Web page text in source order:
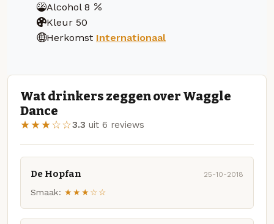
Alcohol 8
Kleur 50
Herkomst Internationaal
Wat drinkers zeggen over Waggle
Dance
★★★☆☆3.3 uit 6 reviews
De Hopfan 25-10-2018
Smaak: ★★★☆☆